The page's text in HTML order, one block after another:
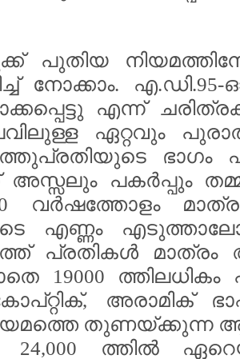
പുതിയ
നോക്കാം.
എന്ന്
ഏറ്റവും
ഭാഗം
പകര്‍പ്പും
വര്‍ഷത്തോളം
എണ്ണം
പ്രതികള്‍ മാത്രം
19000 ത്തിലധികം
കോപ്റ്റിക്‌, അരാമിക്
തുണയ്ക്കുന്ന
24,000 ത്തില്‍